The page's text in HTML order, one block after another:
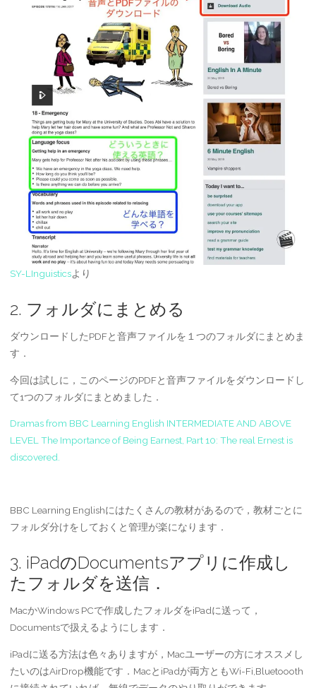
SY-LInguisticsより
2. フォルダにまとめる
ダウンロードしたPDFと音声ファイルを１つのフォルダにまとめま
す．
今回は試しに，このページのPDFと音声ファイルをダウンロードし
て1つのフォルダにまとめました．
Dramas from BBC Learning English INTERMEDIATE AND ABOVE
LEVEL The Importance of Being Earnest, Part 10: The real Ernest is
discovered.
BBC Learning Englishにはたくさんの教材があるので，教材ごとに
フォルダ分けをしておくと管理が楽になります．
3. iPadのDocumentsアプリに作成し
たフォルダを送信．
MacかWindows PCで作成したフォルダをiPadに送って，
Documentsで扱えるようにします．
iPadに送る方法は色々ありますが，Macユーザーの方にオススメし
たいのはAirDrop機能です．MacとiPadが両方ともWi-Fi,Bluetoooth